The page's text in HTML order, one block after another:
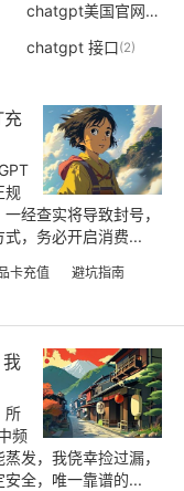
chatgpt美国官网
(2)
chatgpt 接口(2)
充
规
经查实将导致封号，
，务必开启消费...
卡充值
避坑指南
所
频
发，我侥幸捡过漏，
全，唯一靠谱的...